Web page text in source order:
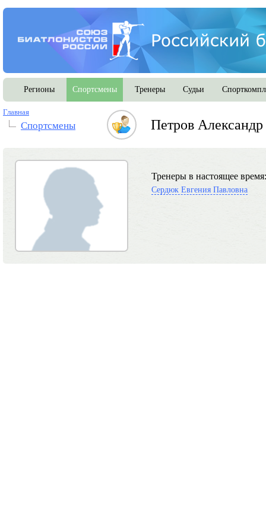
Регионы Спортсмены Тренеры Судьи
Главная
Спортсмены Петров
Тренеры в настоящее время:
Сердюк Евгения Павловна